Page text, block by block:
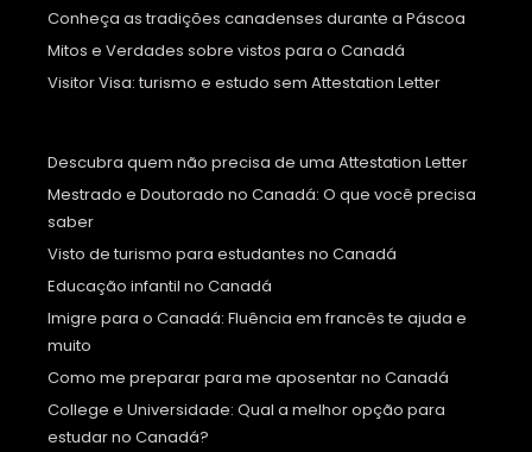
Conheça as tradições canadenses durante a Páscoa
Mitos e Verdades sobre vistos para o Canadá
Visitor Visa: turismo e estudo sem Attestation Letter
Descubra quem não precisa de uma Attestation Letter
Mestrado e Doutorado no Canadá: O que você precisa
saber
Visto de turismo para estudantes no Canadá
Educação infantil no Canadá
Imigre para o Canadá: Fluência em francês te ajuda e
muito
Como me preparar para me aposentar no Canadá
College e Universidade: Qual a melhor opção para
estudar no Canadá?